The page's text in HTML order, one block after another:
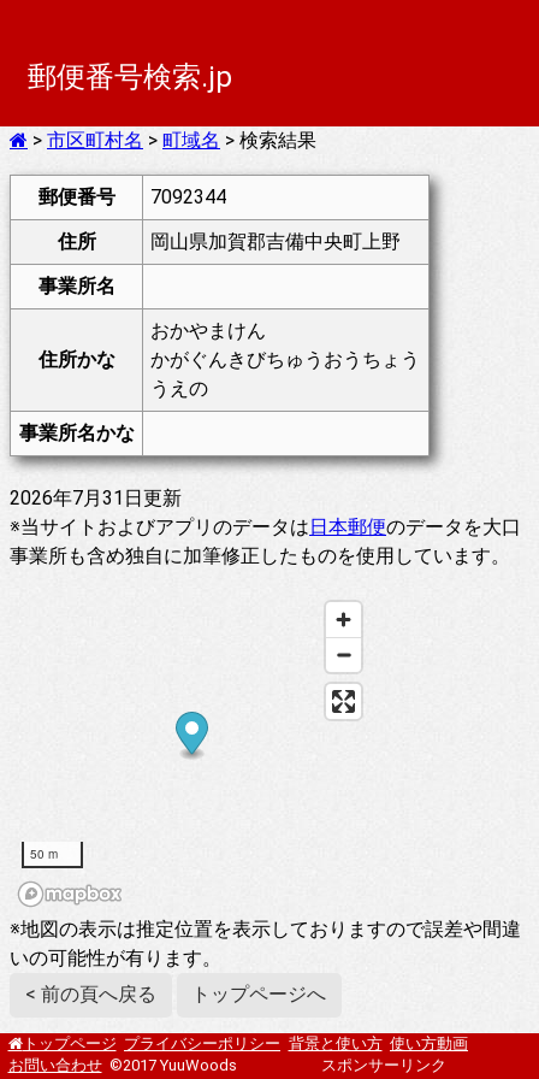
郵便番号検索.jp
> 市区町村名 > 町域名 > 検索結果
郵便番号
7092344
住所
岡山県加賀郡吉備中央町上野
事業所名
住所かな
おかやまけん
かがぐんきびちゅうおうちょう
うえの
事業所名かな
2026年7月31日更新
※当サイトおよびアプリのデータは日本郵便のデータを大口
事業所も含め独自に加筆修正したものを使用しています。
50 m
※地図の表示は推定位置を表示しておりますので誤差や間違
いの可能性が有ります。
< 前の頁へ戻る
トップページへ
トップページ プライバシーポリシー 背景と使い方 使い方動画
お問い合わせ ©2017 YuuWoods スポンサーリンク